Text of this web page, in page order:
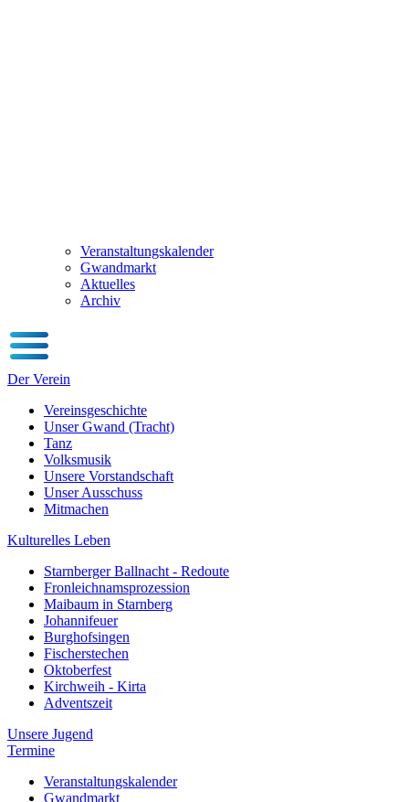
Veranstaltungskalender
Gwandmarkt
Aktuelles
Archiv
Der Verein
Vereinsgeschichte
Unser Gwand (Tracht)
Tanz
Volksmusik
Unsere Vorstandschaft
Unser Ausschuss
Mitmachen
Kulturelles Leben
Starnberger Ballnacht - Redoute
Fronleichnamsprozession
Maibaum in Starnberg
Johannifeuer
Burghofsingen
Fischerstechen
Oktoberfest
Kirchweih - Kirta
Adventszeit
Unsere Jugend
Termine
Veranstaltungskalender
Gwandmarkt